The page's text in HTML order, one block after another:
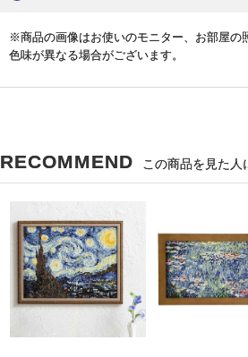
※商品の画像はお使いのモニター、お部屋の
色味が異なる場合がございます。
RECOMMEND この商品を見た人